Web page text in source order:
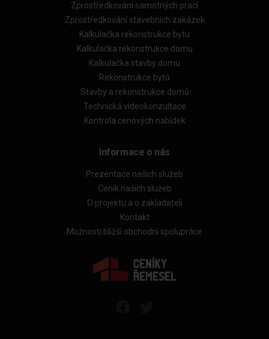
Zprostředkování samotných prací
Zprostředkování stavebních zakázek
Kalkulačka rekonstrukce bytu
Kalkulačka rekonstrukce domu
Kalkulačka stavby domu
Rekonstrukce bytů
Stavby a rekonstrukce domů
Technická videokonzultace
Kontrola cenových nabídek
Informace o nás
Prezentace našich služeb
Ceník našich služeb
O projektu a o zakladateli
Kontakt
Možnosti bližší obchodní spolupráce